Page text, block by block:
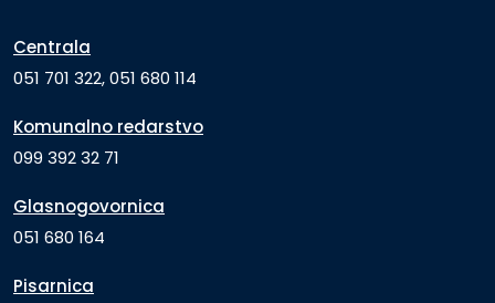
Centrala
051 701 322, 051 680 114
Komunalno redarstvo
099 392 32 71
Glasnogovornica
051 680 164
Pisarnica